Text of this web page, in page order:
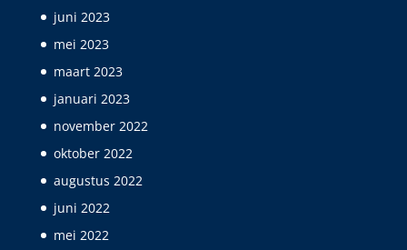
juni 2023
mei 2023
maart 2023
januari 2023
november 2022
oktober 2022
augustus 2022
juni 2022
mei 2022